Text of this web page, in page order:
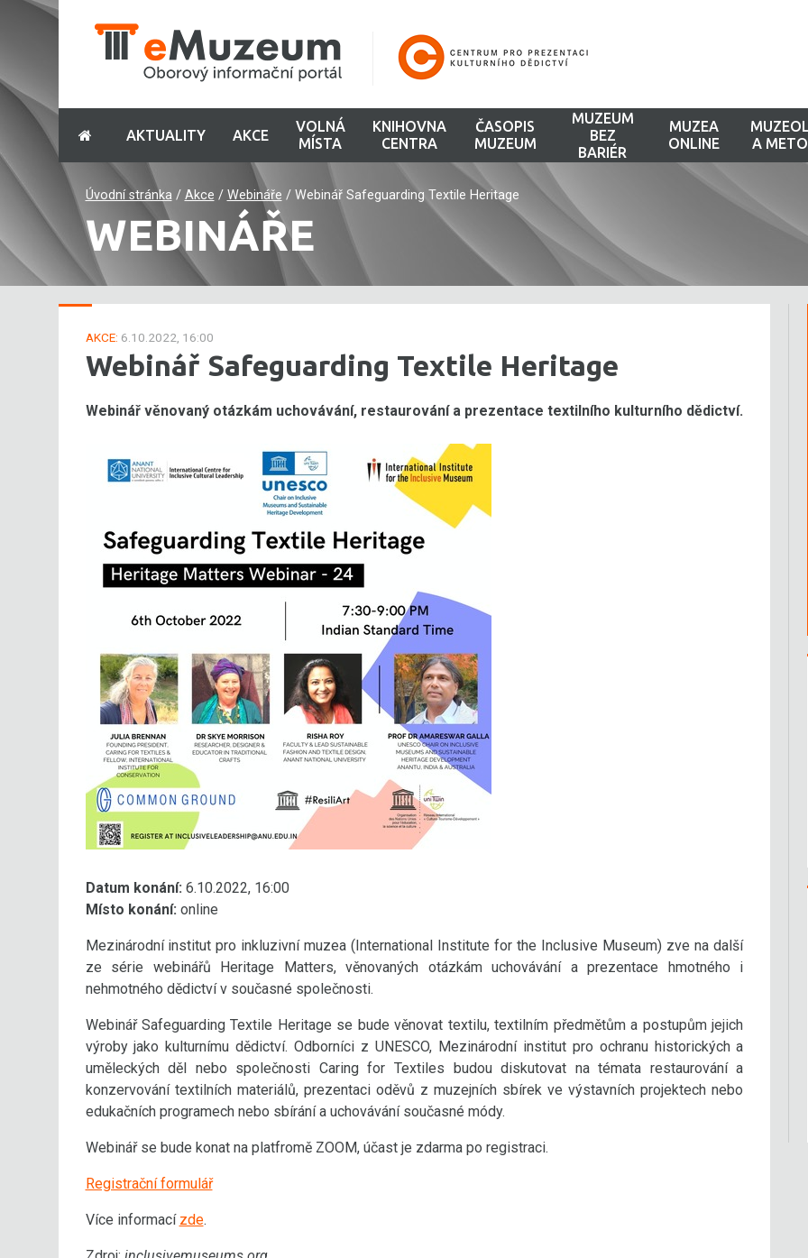
AKTUALITY AKCE
VOLNÁ
MÍSTA
KNIHOVNA
CENTRA
ČASOPIS
MUZEUM
MUZEUM
BEZ
BARIÉR
MUZEA
ONLINE
A
Úvodní stránka/ Akce / Webináře / Webinář Safeguarding Textile Heritage
WEBINÁŘE
AKCE: 6.10.2022, 16:00
Webinář Safeguarding Textile Heritage
Webinář věnovaný otázkám uchovávání, restaurování a prezentace textilního kulturního dědictví.
Datum konání: 6.10.2022, 16:00
Místo konání: online
Mezinárodní institut pro inkluzivní muzea (International Institute for the Inclusive Museum) zve na další
ze série webinářů Heritage Matters, věnovaných otázkám uchovávání a prezentace hmotného i
nehmotného dědictví v současné společnosti.
Webinář Safeguarding Textile Heritage se bude věnovat textilu, textilním předmětům a postupům jejich
výroby jako kulturnímu dědictví. Odborníci z UNESCO, Mezinárodní institut pro ochranu historických a
uměleckých děl nebo společnosti Caring for Textiles budou diskutovat na témata restaurování a
konzervování textilních materiálů, prezentaci oděvů z muzejních sbírek ve výstavních projektech nebo
edukačních programech nebo sbírání a uchovávání současné módy.
Webinář se bude konat na platfromě ZOOM, účast je zdarma po registraci.
Registrační formulář
Více informací zde.